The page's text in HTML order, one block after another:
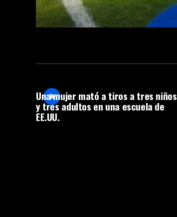
Una mujer mató a tiros a tres niños
y tres adultos en una escuela de
EE.UU.